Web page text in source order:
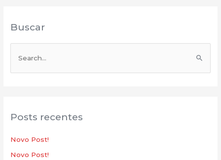
Buscar
e
u
s
a
Posts recentes
Novo Post!
Novo Post!